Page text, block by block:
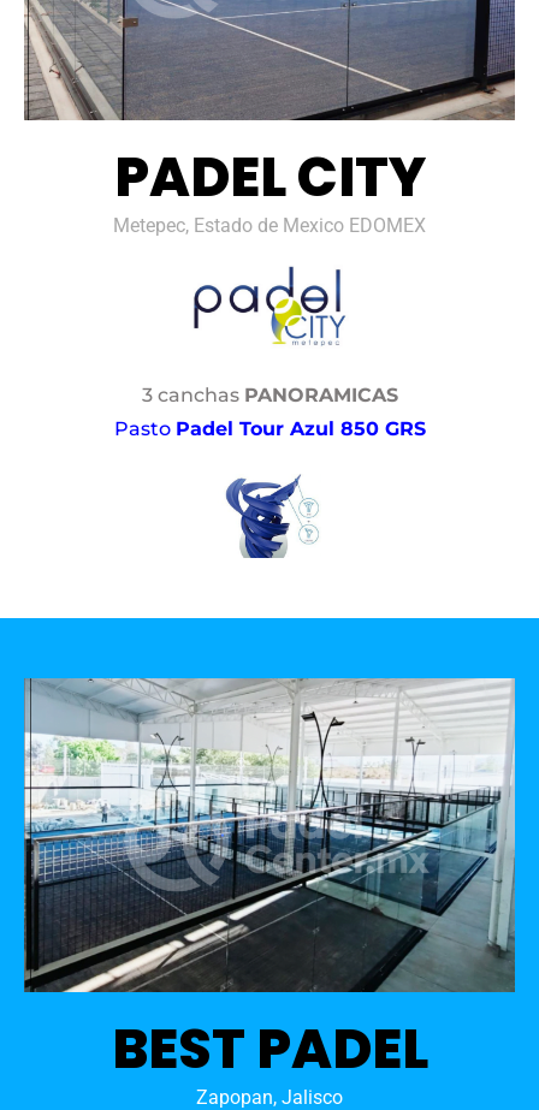
PADEL CITY
Metepec, Estado de Mexico EDOMEX
3 canchas PANORAMICAS
Pasto Padel Tour Azul 850 GRS
BEST PADEL
Zapopan, Jalisco